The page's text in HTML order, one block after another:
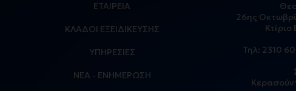
ΕΤΑΙΡΕΙΑ
ΚΛΑΔΟΙ ΕΞΕΙΔΙΚΕΥΣΗΣ
ΥΠΗΡΕΣΙΕΣ
ΝΕΑ - ΕΝΗΜΕΡΩΣΗ
26ης
Τηλ: 2310